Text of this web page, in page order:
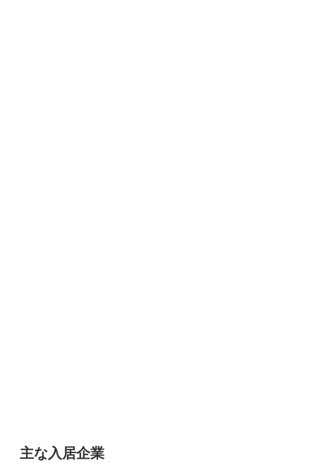
主な入居企業